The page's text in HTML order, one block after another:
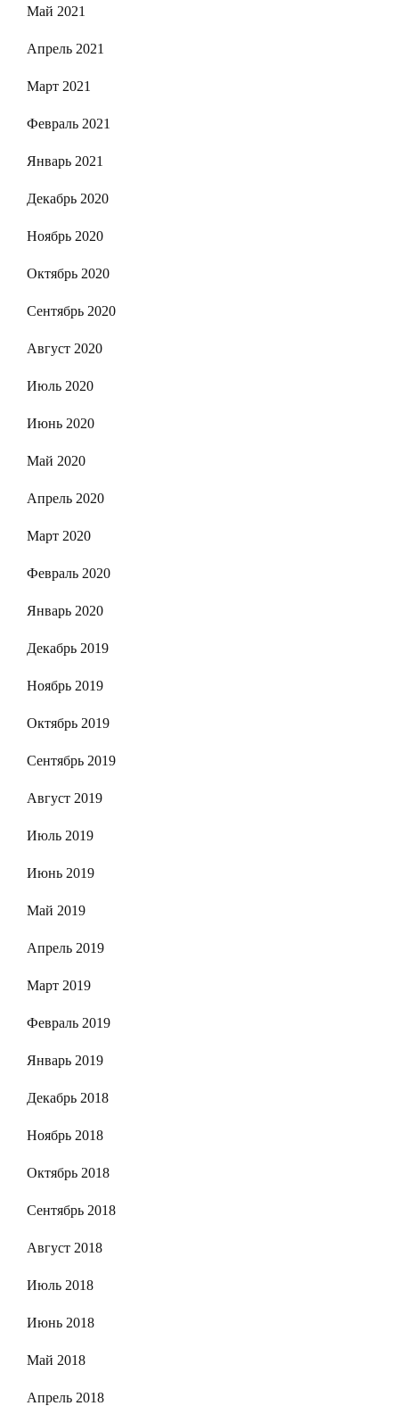
Май 2021
Апрель 2021
Март 2021
Февраль 2021
Январь 2021
Декабрь 2020
Ноябрь 2020
Октябрь 2020
Сентябрь 2020
Август 2020
Июль 2020
Июнь 2020
Май 2020
Апрель 2020
Март 2020
Февраль 2020
Январь 2020
Декабрь 2019
Ноябрь 2019
Октябрь 2019
Сентябрь 2019
Август 2019
Июль 2019
Июнь 2019
Май 2019
Апрель 2019
Март 2019
Февраль 2019
Январь 2019
Декабрь 2018
Ноябрь 2018
Октябрь 2018
Сентябрь 2018
Август 2018
Июль 2018
Июнь 2018
Май 2018
Апрель 2018